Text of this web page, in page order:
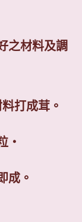
之材料及調
打成茸。
‧
成。